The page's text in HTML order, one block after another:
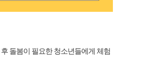
돌봄이 필요한 청소년들에게 체험